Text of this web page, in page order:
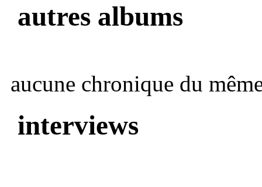
autres albums
aucune chronique du
interviews